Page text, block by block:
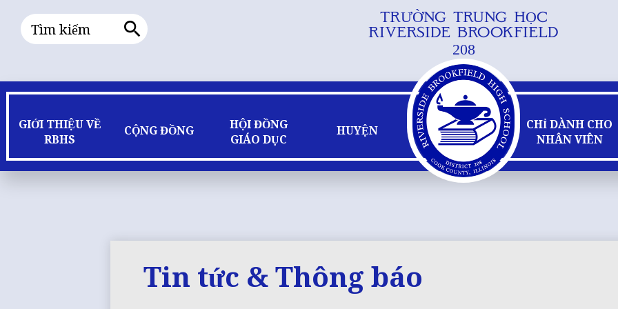
Bỏ
qua
nội
dung
chính
TRƯỜNG TRUNG HỌC
RIVERSIDE BROOKFIELD
208
GIỚI THIỆU VỀ
RBHS
CỘNG ĐỒNG
HỘI ĐỒNG
GIÁO DỤC
HUYỆN
CHỈ DÀNH CHO
NHÂN VIÊN
Tìm
kiếm
Tin tức & Thông báo